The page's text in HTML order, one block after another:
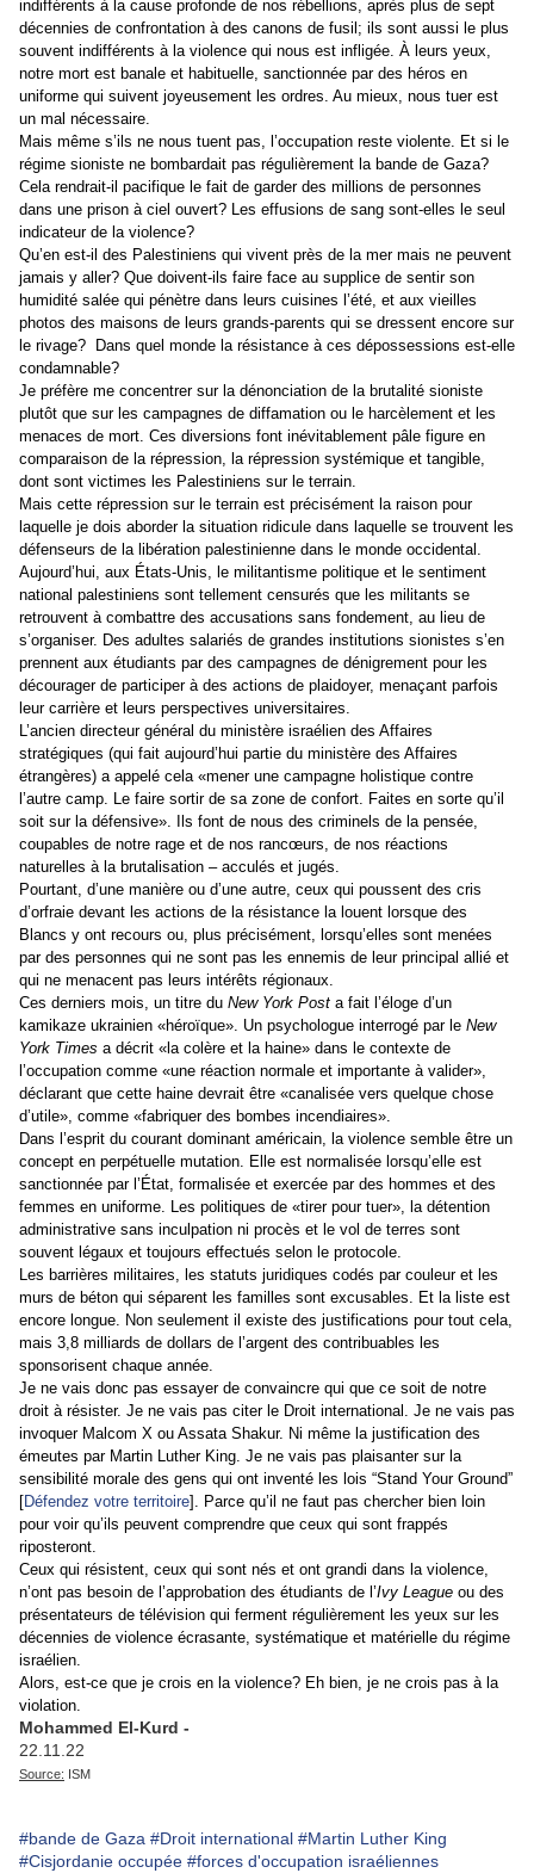
indifférents à la cause profonde de nos rébellions, après plus de sept
décennies de confrontation à des canons de fusil; ils sont aussi le plus
souvent indifférents à la violence qui nous est infligée. À leurs yeux,
notre mort est banale et habituelle, sanctionnée par des héros en
uniforme qui suivent joyeusement les ordres. Au mieux, nous tuer est
un mal nécessaire.
Mais même s’ils ne nous tuent pas, l’occupation reste violente. Et si le
régime sioniste ne bombardait pas régulièrement la bande de Gaza?
Cela rendrait-il pacifique le fait de garder des millions de personnes
dans une prison à ciel ouvert? Les effusions de sang sont-elles le seul
indicateur de la violence?
Qu’en est-il des Palestiniens qui vivent près de la mer mais ne peuvent
jamais y aller? Que doivent-ils faire face au supplice de sentir son
humidité salée qui pénètre dans leurs cuisines l’été, et aux vieilles
photos des maisons de leurs grands-parents qui se dressent encore sur
le rivage? Dans quel monde la résistance à ces dépossessions est-elle
condamnable?
Je préfère me concentrer sur la dénonciation de la brutalité sioniste
plutôt que sur les campagnes de diffamation ou le harcèlement et les
menaces de mort. Ces diversions font inévitablement pâle figure en
comparaison de la répression, la répression systémique et tangible,
dont sont victimes les Palestiniens sur le terrain.
Mais cette répression sur le terrain est précisément la raison pour
laquelle je dois aborder la situation ridicule dans laquelle se trouvent les
défenseurs de la libération palestinienne dans le monde occidental.
Aujourd’hui, aux États-Unis, le militantisme politique et le sentiment
national palestiniens sont tellement censurés que les militants se
retrouvent à combattre des accusations sans fondement, au lieu de
s’organiser. Des adultes salariés de grandes institutions sionistes s’en
prennent aux étudiants par des campagnes de dénigrement pour les
décourager de participer à des actions de plaidoyer, menaçant parfois
leur carrière et leurs perspectives universitaires.
L’ancien directeur général du ministère israélien des Affaires
stratégiques (qui fait aujourd’hui partie du ministère des Affaires
étrangères) a appelé cela «mener une campagne holistique contre
l’autre camp. Le faire sortir de sa zone de confort. Faites en sorte qu’il
soit sur la défensive». Ils font de nous des criminels de la pensée,
coupables de notre rage et de nos rancœurs, de nos réactions
naturelles à la brutalisation – acculés et jugés.
Pourtant, d’une manière ou d’une autre, ceux qui poussent des cris
d’orfraie devant les actions de la résistance la louent lorsque des
Blancs y ont recours ou, plus précisément, lorsqu’elles sont menées
par des personnes qui ne sont pas les ennemis de leur principal allié et
qui ne menacent pas leurs intérêts régionaux.
Ces derniers mois, un titre du New York Post a fait l’éloge d’un
kamikaze ukrainien «héroïque». Un psychologue interrogé par le New
York Times a décrit «la colère et la haine» dans le contexte de
l’occupation comme «une réaction normale et importante à valider»,
déclarant que cette haine devrait être «canalisée vers quelque chose
d’utile», comme «fabriquer des bombes incendiaires».
Dans l’esprit du courant dominant américain, la violence semble être un
concept en perpétuelle mutation. Elle est normalisée lorsqu’elle est
sanctionnée par l’État, formalisée et exercée par des hommes et des
femmes en uniforme. Les politiques de «tirer pour tuer», la détention
administrative sans inculpation ni procès et le vol de terres sont
souvent légaux et toujours effectués selon le protocole.
Les barrières militaires, les statuts juridiques codés par couleur et les
murs de béton qui séparent les familles sont excusables. Et la liste est
encore longue. Non seulement il existe des justifications pour tout cela,
mais 3,8 milliards de dollars de l’argent des contribuables les
sponsorisent chaque année.
Je ne vais donc pas essayer de convaincre qui que ce soit de notre
droit à résister. Je ne vais pas citer le Droit international. Je ne vais pas
invoquer Malcom X ou Assata Shakur. Ni même la justification des
émeutes par Martin Luther King. Je ne vais pas plaisanter sur la
sensibilité morale des gens qui ont inventé les lois “Stand Your Ground”
[Défendez votre territoire] . Parce qu’il ne faut pas chercher bien loin
pour voir qu’ils peuvent comprendre que ceux qui sont frappés
riposteront.
Ceux qui résistent, ceux qui sont nés et ont grandi dans la violence,
n’ont pas besoin de l’approbation des étudiants de l’Ivy League ou des
présentateurs de télévision qui ferment régulièrement les yeux sur les
décennies de violence écrasante, systématique et matérielle du régime
israélien.
Alors, est-ce que je crois en la violence? Eh bien, je ne crois pas à la
violation.
Mohammed El-Kurd -
22.11.22
Source: ISM
#bande de Gaza #Droit international #Martin Luther King
#Cisjordanie occupée #forces d'occupation israéliennes